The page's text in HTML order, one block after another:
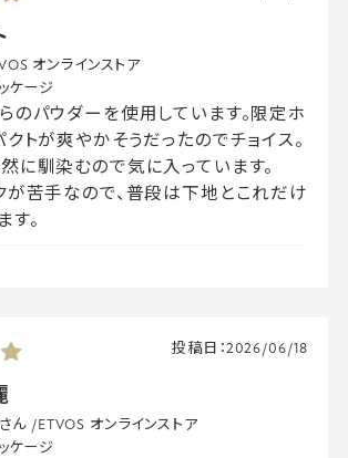
オンラインストア
ケージ
のパウダーを使用しています。限定ホ
クトが爽やかそうだったのでチョイス。
に馴染むので気に入っています。
が苦手なので、普段は下地とこれだけ
す。
投稿日：2026/06/18
ん /ETVOS オンラインストア
ケージ